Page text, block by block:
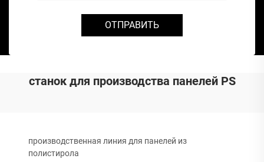
ОТПРАВИТЬ
станок для производства панелей PS
производственная линия для панелей из
полистирола